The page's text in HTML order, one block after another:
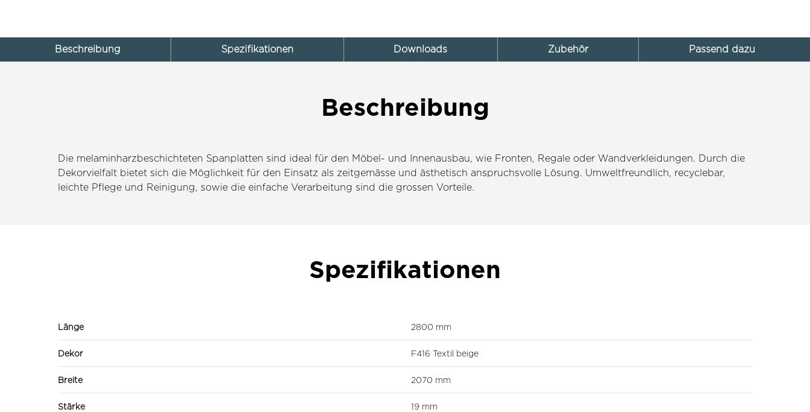
Beschreibung Spezifikationen Downloads Zubehör Passend dazu
Beschreibung
Die melaminharzbeschichteten Spanplatten sind ideal für den Möbel- und Innenausbau, wie Fronten, Regale oder Wandverkleidungen. Durch die
Dekorvielfalt bietet sich die Möglichkeit für den Einsatz als zeitgemässe und ästhetisch anspruchsvolle Lösung. Umweltfreundlich, recyclebar,
leichte Pflege und Reinigung, sowie die einfache Verarbeitung sind die grossen Vorteile.
Spezifikationen
Länge 2800 mm
Dekor F416 Textil beige
Breite 2070 mm
Stärke 19 mm